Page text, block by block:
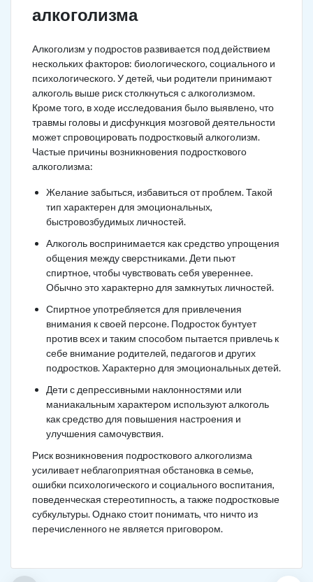
алкоголизма
Алкоголизм у подростов развивается под действием
нескольких факторов: биологического, социального и
психологического. У детей, чьи родители принимают
алкоголь выше риск столкнуться с алкоголизмом.
Кроме того, в ходе исследования было выявлено, что
травмы головы и дисфункция мозговой деятельности
может спровоцировать подростковый алкоголизм.
Частые причины возникновения подросткового
алкоголизма:
Желание забыться, избавиться от проблем. Такой
тип характерен для эмоциональных,
быстровозбудимых личностей.
Алкоголь воспринимается как средство упрощения
общения между сверстниками. Дети пьют
спиртное, чтобы чувствовать себя увереннее.
Обычно это характерно для замкнутых личностей.
Спиртное употребляется для привлечения
внимания к своей персоне. Подросток бунтует
против всех и таким способом пытается привлечь к
себе внимание родителей, педагогов и других
подростков. Характерно для эмоциональных детей.
Дети с депрессивными наклонностями или
маниакальным характером используют алкоголь
как средство для повышения настроения и
улучшения самочувствия.
Риск возникновения подросткового алкоголизма
усиливает неблагоприятная обстановка в семье,
ошибки психологического и социального воспитания,
поведенческая стереотипность, а также подростковые
субкультуры. Однако стоит понимать, что ничто из
перечисленного не является приговором.